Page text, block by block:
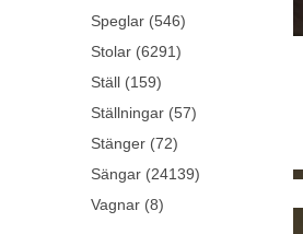
Speglar (546)
Stolar (6291)
Ställ (159)
Ställningar (57)
Stänger (72)
Sängar (24139)
Vagnar (8)